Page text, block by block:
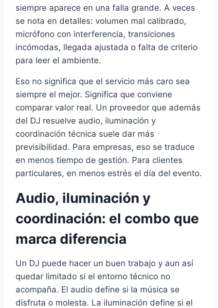
siempre aparece en una falla grande. A veces
se nota en detalles: volumen mal calibrado,
micrófono con interferencia, transiciones
incómodas, llegada ajustada o falta de criterio
para leer el ambiente.
Eso no significa que el servicio más caro sea
siempre el mejor. Significa que conviene
comparar valor real. Un proveedor que además
del DJ resuelve audio, iluminación y
coordinación técnica suele dar más
previsibilidad. Para empresas, eso se traduce
en menos tiempo de gestión. Para clientes
particulares, en menos estrés el día del evento.
Audio, iluminación y
coordinación: el combo que
marca diferencia
Un DJ puede hacer un buen trabajo y aun así
quedar limitado si el entorno técnico no
acompaña. El audio define si la música se
disfruta o molesta. La iluminación define si el